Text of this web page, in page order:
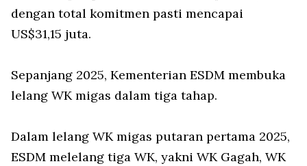
dengan total komitmen pasti mencapai
US$31,15 juta.
Sepanjang 2025, Kementerian ESDM membuka
lelang WK migas dalam tiga tahap.
Dalam lelang WK migas putaran pertama 2025,
ESDM melelang tiga WK, yakni WK Gagah, WK